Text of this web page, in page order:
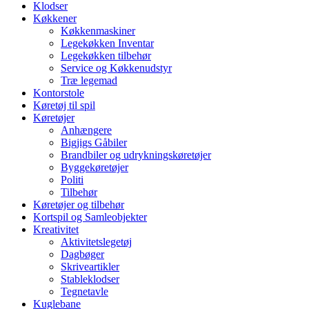
Klodser
Køkkener
Køkkenmaskiner
Legekøkken Inventar
Legekøkken tilbehør
Service og Køkkenudstyr
Træ legemad
Kontorstole
Køretøj til spil
Køretøjer
Anhængere
Bigjigs Gåbiler
Brandbiler og udrykningskøretøjer
Byggekøretøjer
Politi
Tilbehør
Køretøjer og tilbehør
Kortspil og Samleobjekter
Kreativitet
Aktivitetslegetøj
Dagbøger
Skriveartikler
Stableklodser
Tegnetavle
Kuglebane